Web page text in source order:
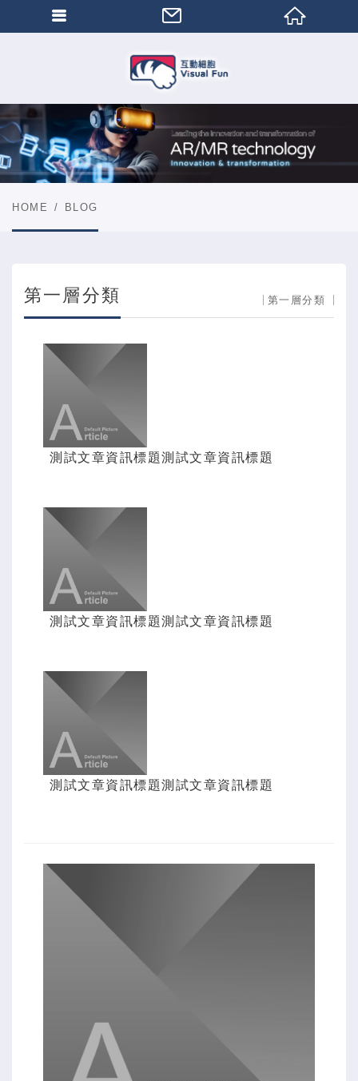
HOME BLOG
第一層分類 第一層分類
測試文章資訊標題測試文章資訊標題
測試文章資訊標題測試文章資訊標題
測試文章資訊標題測試文章資訊標題